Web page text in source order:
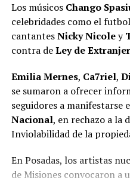
Escrita en 1995, la obra
las siete finalistas del
de Literatura Erótica La
por la editorial Tusquets
trabajos de distintos países.
Publicada posteriormente
Universitaria de la
Misiones, recibió en 1997
Rodolfo Nicolás “Rolo”
Los músicos Chango
celebridades como el
cantantesNicky Nicoley
contra deLey de
Emilia Mernes, Ca7riel,
se sumaron a ofrecer
seguidores a manifestarse
Nacional, en rechazo a la
Inviolabilidad de la
En Posadas, los artistas
de Misiones convocaron a